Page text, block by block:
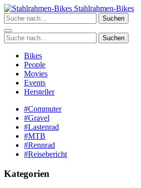
Zum
Inhalt
springen
Stahlrahmen-Bikes
Suchen
Suchen
Bikes
People
Movies
Events
Hersteller
#Commuter
#Gravel
#Lastenrad
#MTB
#Rennrad
#Reisebericht
Kategorien